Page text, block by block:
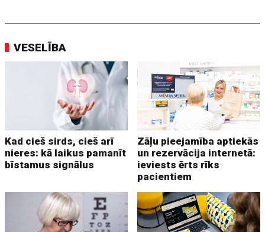
VESELĪBA
Kad cieš sirds, cieš arī
nieres: kā laikus pamanīt
bīstamus signālus
Zāļu pieejamība aptiekās
un rezervācija internetā:
ieviests ērts rīks
pacientiem